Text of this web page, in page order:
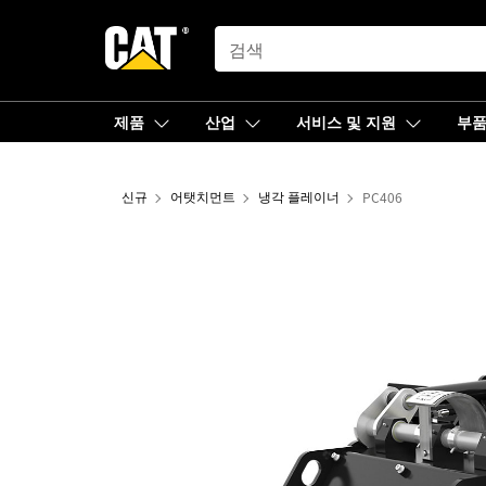
SEARCH
제품 산업 서비스 및 지원 부품
신규 어탯치먼트 냉각 플레이너 PC406